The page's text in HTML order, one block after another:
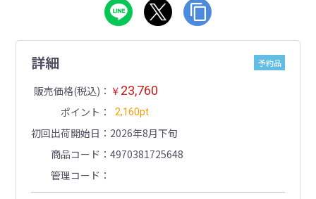
詳細 予約品
販売価格(税込) ￥ 23,760
ポイント 2,160pt
初回出荷開始日
2026年8月下旬
商品コード
4970381725648
管理コード